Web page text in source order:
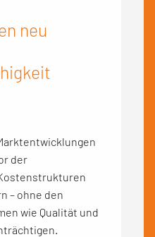
neu
der
– ohne den
wie Qualität und